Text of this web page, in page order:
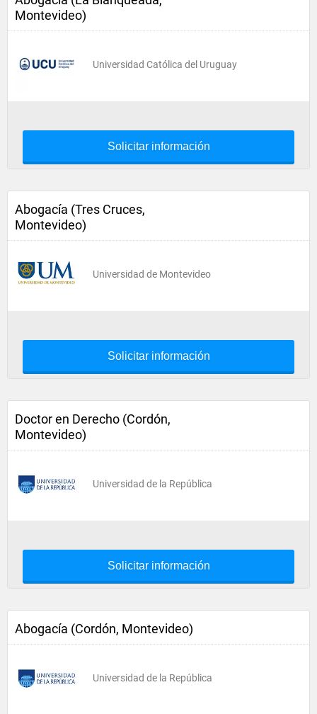
Montevideo)
Universidad Católica del Uruguay
Solicitar información
Abogacía (Tres Cruces,
Montevideo)
Universidad de Montevideo
Solicitar información
Doctor en Derecho (Cordón,
Montevideo)
Universidad de la República
Solicitar información
Abogacía (Cordón, Montevideo)
Universidad de la República